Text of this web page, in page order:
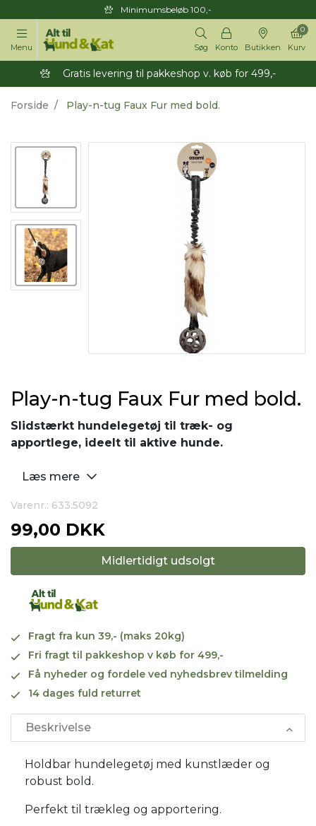
Minimumsbeløb 100,-
Menu Søg Konto Butikken Kurv
0
Gratis levering til pakkeshop v. køb for 499,-
Forside Play-n-tug Faux Fur med bold.
Play-n-tug Faux Fur med bold.
Slidstærkt hundelegetøj til træk- og
apportlege, ideelt til aktive hunde.
Læs mere
Varenr.: 633.5092
99,00 DKK
Midlertidigt udsolgt
Fragt fra kun 39,- (maks 20kg)
Fri fragt til pakkeshop v køb for 499,-
Få nyheder og fordele ved nyhedsbrev tilmelding
14 dages fuld returret
Beskrivelse
Holdbar hundelegetøj med kunstlæder og
robust bold.
Perfekt til trækleg og apportering.